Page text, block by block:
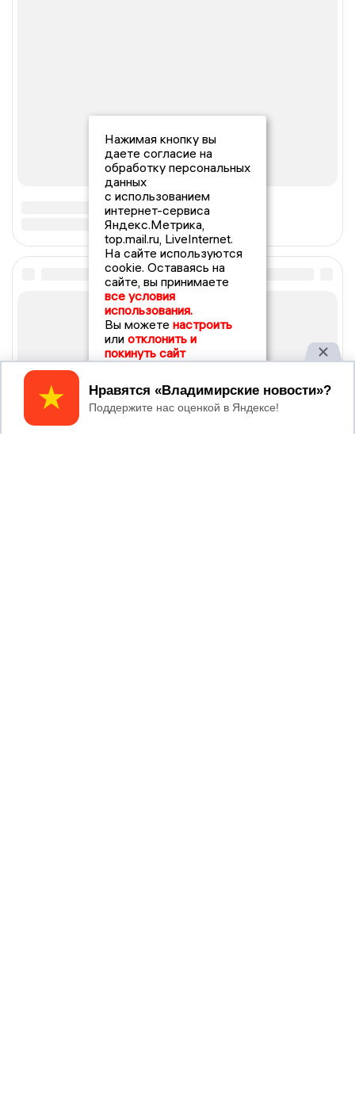
Нажимая кнопку вы
даете согласие на
обработку персональных
данных
с использованием
интернет-сервиса
Яндекс.Метрика,
top.mail.ru, LiveInternet.
На сайте используются
cookie. Оставаясь на
сайте, вы принимаете
все условия
использования.
Вы можете настроить
или отклонить и
покинуть сайт
Принять